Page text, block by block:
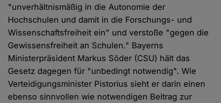
"unverhältnismäßig in die Autonomie der
Hochschulen und damit in die Forschungs- und
Wissenschaftsfreiheit ein" und verstoße "gegen die
Gewissensfreiheit an Schulen." Bayerns
Ministerpräsident Markus Söder (CSU) hält das
Gesetz dagegen für "unbedingt notwendig". Wie
Verteidigungsminister Pistorius sieht er darin einen
ebenso sinnvollen wie notwendigen Beitrag zur